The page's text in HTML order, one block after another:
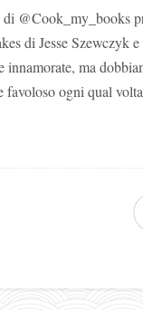
di @Cook_my_books
di Jesse Szewczyk
innamorate, ma
favoloso ogni qual